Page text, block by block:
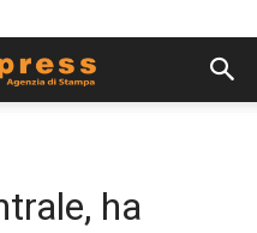
ha